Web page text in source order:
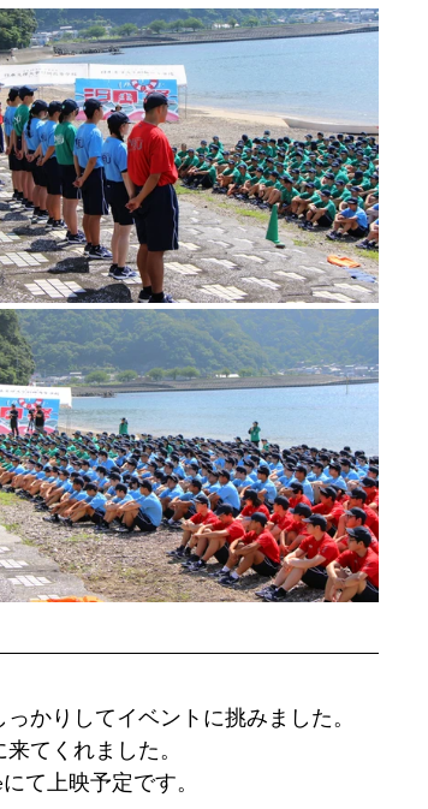
かりしてイベントに挑みました。
てくれました。
て上映予定です。